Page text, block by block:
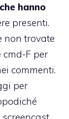
hanno
presenti.
non trovate
cmd-F per
commenti.
per